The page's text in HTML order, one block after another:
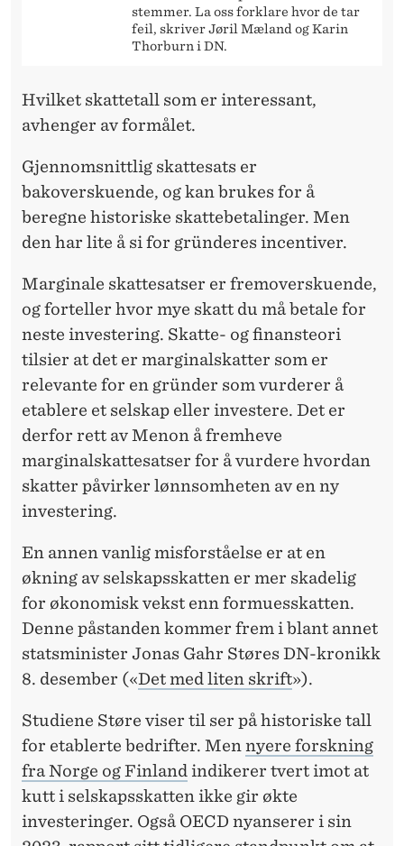
stemmer. La oss forklare hvor de tar
feil, skriver Jøril Mæland og Karin
Thorburn i DN.
Hvilket skattetall som er interessant,
avhenger av formålet.
Gjennomsnittlig skattesats er
bakoverskuende, og kan brukes for å
beregne historiske skattebetalinger. Men
den har lite å si for gründeres incentiver.
Marginale skattesatser er fremoverskuende,
og forteller hvor mye skatt du må betale for
neste investering. Skatte- og finansteori
tilsier at det er marginalskatter som er
relevante for en gründer som vurderer å
etablere et selskap eller investere. Det er
derfor rett av Menon å fremheve
marginalskattesatser for å vurdere hvordan
skatter påvirker lønnsomheten av en ny
investering.
En annen vanlig misforståelse er at en
økning av selskapsskatten er mer skadelig
for økonomisk vekst enn formuesskatten.
Denne påstanden kommer frem i blant annet
statsminister Jonas Gahr Støres DN-kronikk
8. desember («Det med liten skrift»).
Studiene Støre viser til ser på historiske tall
for etablerte bedrifter. Men nyere forskning
fra Norge og Finland indikerer tvert imot at
kutt i selskapsskatten ikke gir økte
investeringer. Også OECD nyanserer i sin